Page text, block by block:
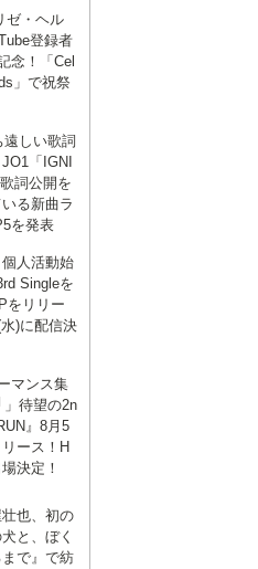
ゼ・ヘル
登録者
念！「Cel
」で祝祭
遠しい歌詞
「IGNI
詞公開を
る新曲ラ
を発表
人活動始
Singleを
をリリー
)に配信決
マンス集
待望の2n
』8月5
ース！H
決定！
也、初の
と、ぼく
で』で紡